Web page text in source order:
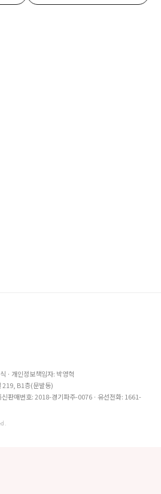
· 개인정보책임자: 박영혁
219, B1층(문발동)
판매번호: 2018-경기파주-0076 · 유선전화: 1661-